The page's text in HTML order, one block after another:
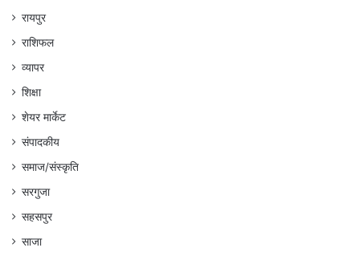
रायपुर
राशिफल
व्यापर
शिक्षा
शेयर मार्केट
संपादकीय
समाज/संस्कृति
सरगुजा
सहसपुर
साजा